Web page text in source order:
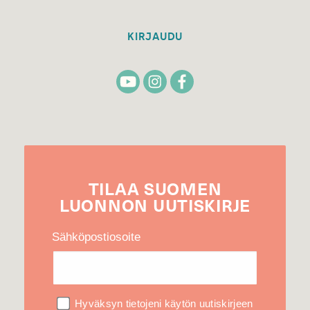
KIRJAUDU
TILAA SUOMEN
LUONNON UUTIS­KIRJE
Sähköpostiosoite
Hyväksyn tietojeni käytön uutiskirjeen